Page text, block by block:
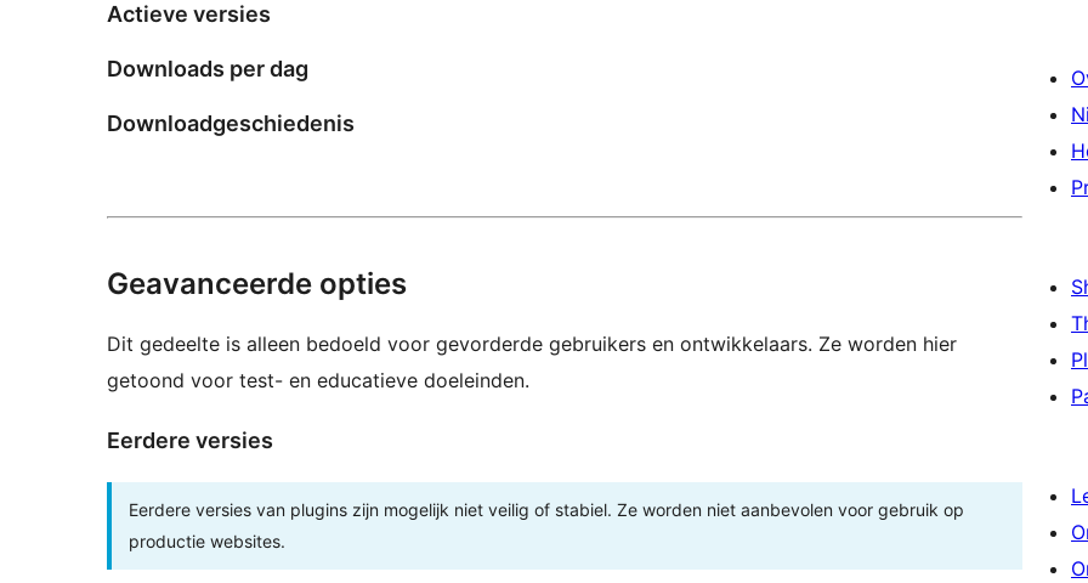
Actieve versies
Downloads per dag
Downloadgeschiedenis
Geavanceerde opties
Dit gedeelte is alleen bedoeld voor gevorderde gebruikers en ontwikkelaars. Ze worden hier
getoond voor test- en educatieve doeleinden.
Eerdere versies
Eerdere versies van plugins zijn mogelijk niet veilig of stabiel. Ze worden niet aanbevolen voor gebruik op
productie websites.